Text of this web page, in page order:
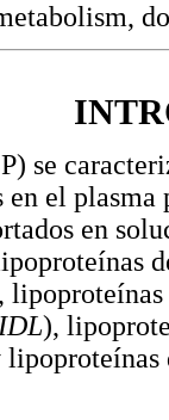
se
el plasma
en
),
lipoproteínas